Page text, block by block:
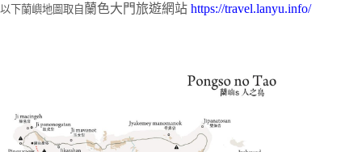
以下蘭嶼地圖取自 蘭色大門旅遊網站 https://travel.lanyu.info/